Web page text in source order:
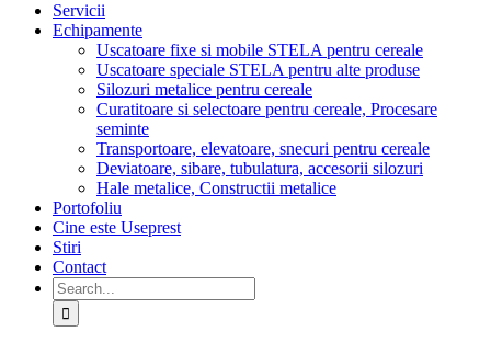
Servicii
Echipamente
Uscatoare fixe si mobile STELA pentru cereale
Uscatoare speciale STELA pentru alte produse
Silozuri metalice pentru cereale
Curatitoare si selectoare pentru cereale, Procesare
seminte
Transportoare, elevatoare, snecuri pentru cereale
Deviatoare, sibare, tubulatura, accesorii silozuri
Hale metalice, Constructii metalice
Portofoliu
Cine este Useprest
Stiri
Contact
Search
for: